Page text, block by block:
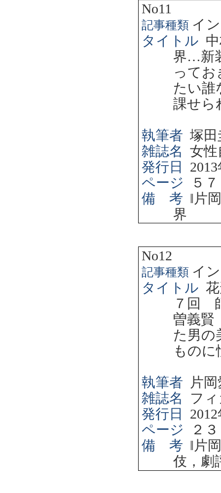
No11
記事種類 イ
タイトル
界…新
って
たい誰
課せら
執筆者 塚田
雑誌名 女性
発行日
2013
ページ
５
備 考 ‖ 片
界
No12
記事種類 イ
タイトル
７回
曽義
た男の
もの
執筆者
片
雑誌名
フ
発行日
2012
ページ
２
備 考 ‖ 片
伎，劇